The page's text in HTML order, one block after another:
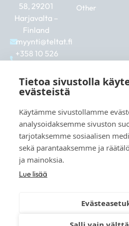
58, 29201
Harjavalta –
Finland
myynti@teltat.fi
+358 10 526
F
a
c
b
o
o
k
I
n
s
a
g
r
a
m
L
i
n
e
d
i
n
Other
See also:
© 2026 teltat.fi – TMK Tori-
Tietoa sivustolla
evästeistä
Käytämme sivustollamme
analysoidaksemme sivuston
tarjotaksemme sosiaalisen
sekä parantaaksemme ja
ja mainoksia.
Lue lisää